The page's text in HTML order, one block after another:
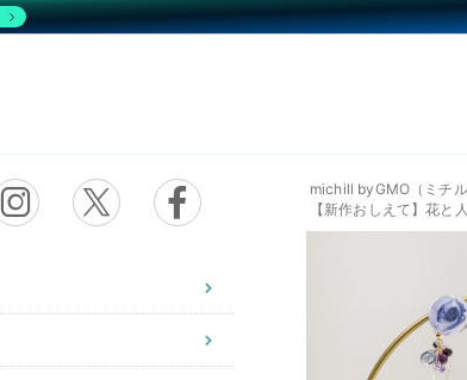
michill byGMO（ミチル
【新作おしえて】花